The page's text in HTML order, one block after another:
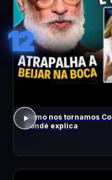
12
Como nos tornamos
Pondé explica